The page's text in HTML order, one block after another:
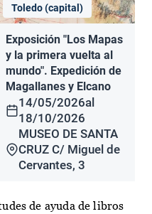
Toledo (capital)
Exposición "Los Mapas
y la primera vuelta al
mundo". Expedición de
Magallanes y Elcano
14/05/2026al
18/10/2026
MUSEO DE SANTA
CRUZ C/ Miguel de
Cervantes, 3
de ayuda de libros